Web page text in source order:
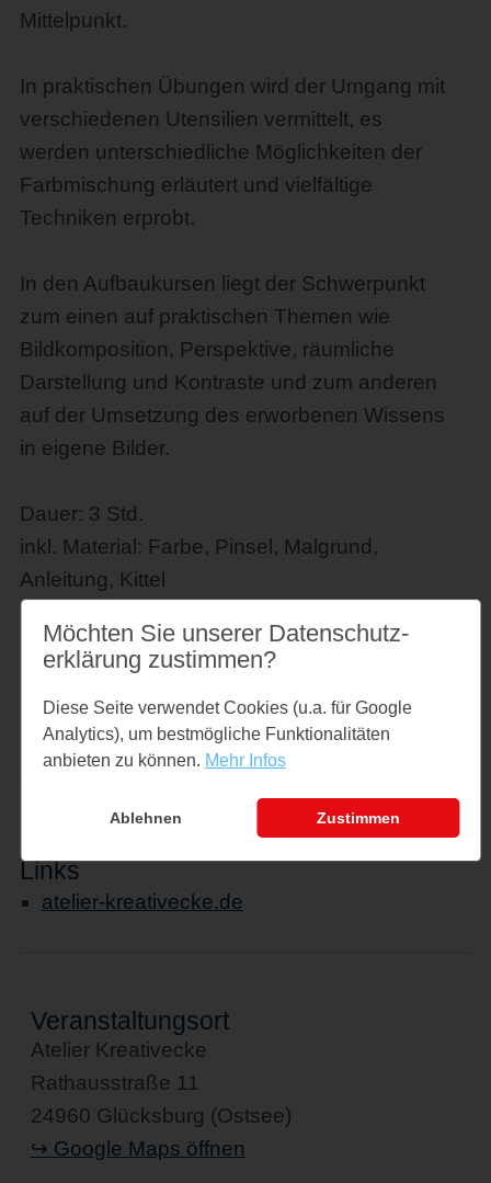
Mittelpunkt.
In praktischen Übungen wird der Umgang mit
verschiedenen Utensilien vermittelt, es
werden unterschiedliche Möglichkeiten der
Farbmischung erläutert und vielfältige
Techniken erprobt.
In den Aufbaukursen liegt der Schwerpunkt
zum einen auf praktischen Themen wie
Bildkomposition, Perspektive, räumliche
Darstellung und Kontraste und zum anderen
auf der Umsetzung des erworbenen Wissens
in eigene Bilder.
Dauer: 3 Std.
inkl. Material: Farbe, Pinsel, Malgrund,
Anleitung, Kittel
Preise
Einzelpreis: 87 €
Pauschalpreis für Gruppen 342 €, 6
Personen
zzgl. 30 € für jede weitere Person, max. 12
Links
atelier-kreativecke.de
Veranstaltungsort
Atelier Kreativecke
Rathausstraße 11
24960 Glücksburg (Ostsee)
↪ Google Maps öffnen
Möchten Sie unserer Datenschutz­
erklärung zustimmen?
Diese Seite verwendet Cookies (u.a. für Google
Analytics), um bestmögliche Funktionalitäten
anbieten zu können. Mehr Infos
Ablehnen Zustimmen